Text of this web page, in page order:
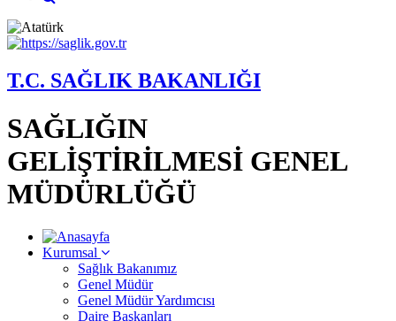
T.C. SAĞLIK BAKANLIĞI
SAĞLIĞIN
GELİŞTİRİLMESİ GENEL
MÜDÜRLÜĞÜ
Kurumsal
Sağlık Bakanımız
Genel Müdür
Genel Müdür Yardımcısı
Daire Başkanları